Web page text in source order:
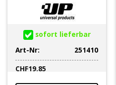
sofort lieferbar
Art-Nr:
251410
CHF19.85